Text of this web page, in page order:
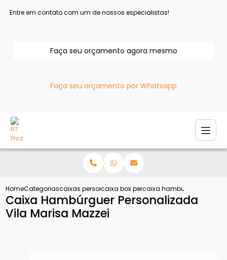
Entre em contato com um de nossos especialistas!
Faça seu orçamento agora mesmo
Faça seu orçamento por Whatsapp
HomeCategoriascaixas personalizadascaixa box personalizada
caixa hamburguer
Caixa Hambúrguer Personalizada
Vila Marisa Mazzei